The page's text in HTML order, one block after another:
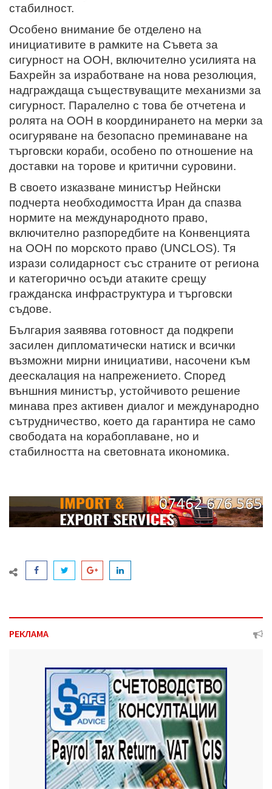
стабилност.
Особено внимание бе отделено на
инициативите в рамките на Съвета за
сигурност на ООН, включително усилията на
Бахрейн за изработване на нова резолюция,
надграждаща съществуващите механизми за
сигурност. Паралелно с това бе отчетена и
ролята на ООН в координирането на мерки за
осигуряване на безопасно преминаване на
търговски кораби, особено по отношение на
доставки на торове и критични суровини.
В своето изказване министър Нейнски
подчерта необходимостта Иран да спазва
нормите на международното право,
включително разпоредбите на Конвенцията
на ООН по морското право (UNCLOS). Тя
изрази солидарност със страните от региона
и категорично осъди атаките срещу
гражданска инфраструктура и търговски
съдове.
България заявява готовност да подкрепи
засилен дипломатически натиск и всички
възможни мирни инициативи, насочени към
деескалация на напрежението. Според
външния министър, устойчивото решение
минава през активен диалог и международно
сътрудничество, което да гарантира не само
свободата на корабоплаване, но и
стабилността на световната икономика.
РЕКЛАМА